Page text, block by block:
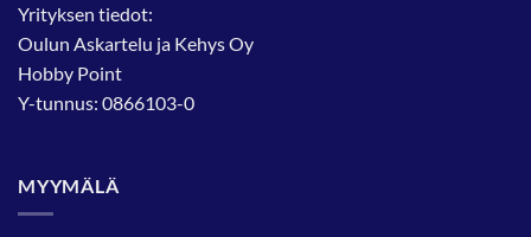
Yrityksen tiedot:
Oulun Askartelu ja Kehys Oy
Hobby Point
Y-tunnus: 0866103-0
MYYMÄLÄ